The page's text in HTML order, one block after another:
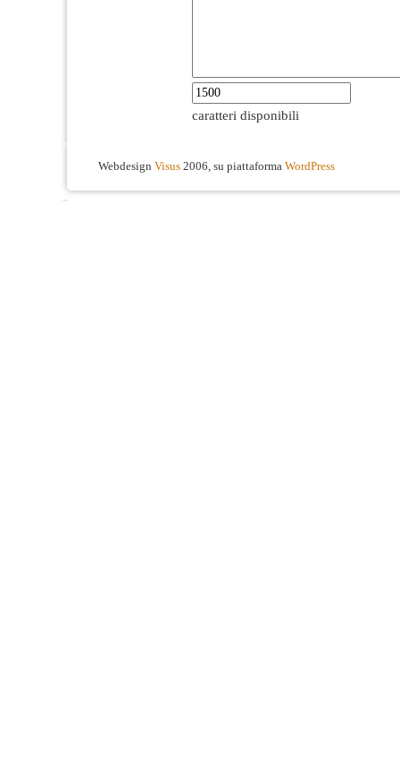
caratteri disponibili
Webdesign Visus 2006, su piattaforma WordPress